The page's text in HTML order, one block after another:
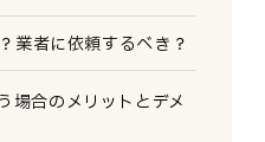
業者に依頼するべき？
場合のメリットとデメ